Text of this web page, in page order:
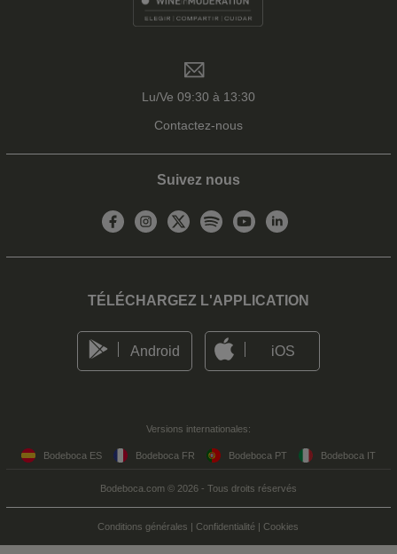
Lu/Ve 09:30 à 13:30
Contactez-nous
Suivez nous
TÉLÉCHARGEZ L'APPLICATION
Android iOS
Versions internationales:
Bodeboca ES Bodeboca FR Bodeboca PT Bodeboca IT
Bodeboca.com © 2026 - Tous droits réservés
Conditions générales | Confidentialité | Cookies